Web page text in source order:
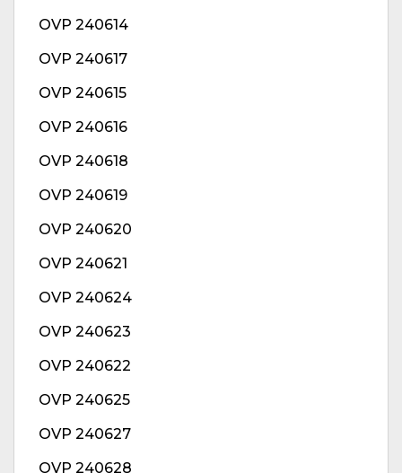
OVP 240614
OVP 240617
OVP 240615
OVP 240616
OVP 240618
OVP 240619
OVP 240620
OVP 240621
OVP 240624
OVP 240623
OVP 240622
OVP 240625
OVP 240627
OVP 240628